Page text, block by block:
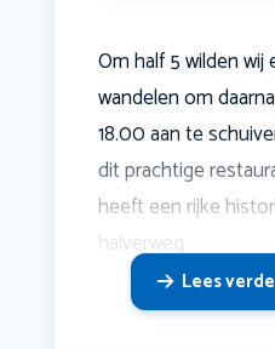
Om half 5 wilden wij
wandelen om
18.00 aan te
dit prachtige
heeft een rijke
halverweg
Lees